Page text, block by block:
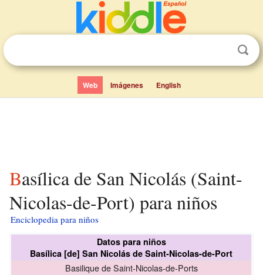
Web Imágenes English
Basílica de San Nicolás (Saint-
Nicolas-de-Port) para niños
Enciclopedia para niños
Datos para niños
Basílica [de] San Nicolás de Saint-Nicolas-de-Port
Basilique de Saint-Nicolas-de-Ports